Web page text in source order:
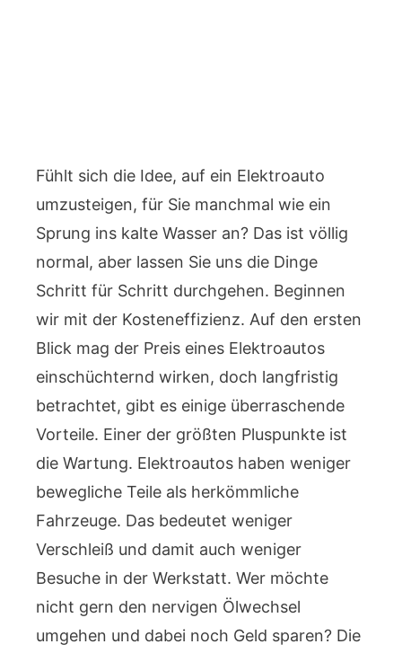
Fühlt sich die Idee, auf ein Elektroauto
umzusteigen, für Sie manchmal wie ein
Sprung ins kalte Wasser an? Das ist völlig
normal, aber lassen Sie uns die Dinge
Schritt für Schritt durchgehen. Beginnen
wir mit der Kosteneffizienz. Auf den ersten
Blick mag der Preis eines Elektroautos
einschüchternd wirken, doch langfristig
betrachtet, gibt es einige überraschende
Vorteile. Einer der größten Pluspunkte ist
die Wartung. Elektroautos haben weniger
bewegliche Teile als herkömmliche
Fahrzeuge. Das bedeutet weniger
Verschleiß und damit auch weniger
Besuche in der Werkstatt. Wer möchte
nicht gern den nervigen Ölwechsel
umgehen und dabei noch Geld sparen? Die